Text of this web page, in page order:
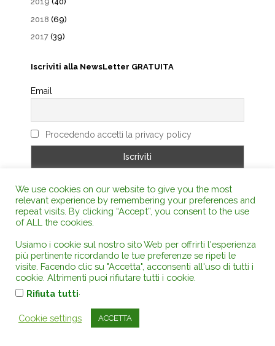
2018 (69)
2017 (39)
Iscriviti alla NewsLetter GRATUITA
Email
Procedendo accetti la privacy policy
LIBRERIA ON LINE
We use cookies on our website to give you the most
relevant experience by remembering your preferences and
repeat visits. By clicking “Accept”, you consent to the use
of ALL the cookies.
Usiamo i cookie sul nostro sito Web per offrirti l'esperienza
più pertinente ricordando le tue preferenze se ripeti le
visite. Facendo clic su "Accetta", acconsenti all'uso di tutti i
cookie. Altrimenti puoi rifiutare tutti i cookie.
Rifiuta tutti
Cookie settings ACCETTA